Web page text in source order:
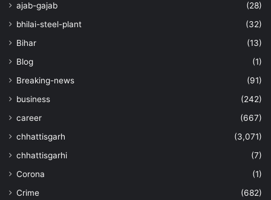
ajab-gajab
(28)
bhilai-steel-plant
(32)
Bihar
(13)
Blog
(1)
Breaking-news
(91)
business
(242)
career
(667)
chhattisgarh
(3,071)
chhattisgarhi
(7)
Corona
(1)
Crime
(682)